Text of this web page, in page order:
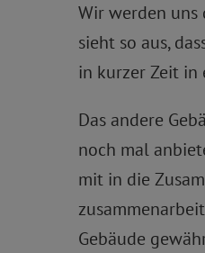
Wir werden uns
sieht so aus,
in kurzer Zeit in
Das andere
noch mal
mit in die
Gebäude